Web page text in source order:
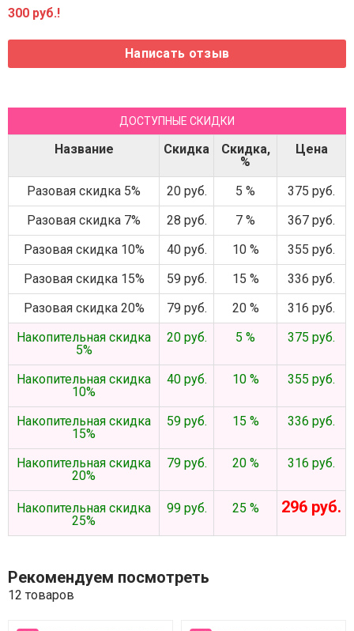
300 руб.!
ДОСТУПНЫЕ СКИДКИ
Название Скидка
Скидка,
%
Цена
Разовая скидка 5% 20 руб. 5 %
375 руб.
Разовая скидка 7%
28 руб. 7 %
367 руб.
Разовая скидка 10%
40 руб. 10 %
355 руб.
Разовая скидка 15%
59 руб. 15 %
336 руб.
Разовая скидка 20%
79 руб. 20 %
316 руб.
Накопительная скидка
5%
20 руб. 5 % 375 руб.
Накопительная скидка
10%
40 руб. 10 % 355 руб.
Накопительная скидка
15%
59 руб. 15 % 336 руб.
Накопительная скидка
20%
79 руб. 20 % 316 руб.
Накопительная скидка
25%
99 руб. 25 % 296 руб.
Рекомендуем посмотреть
12 товаров